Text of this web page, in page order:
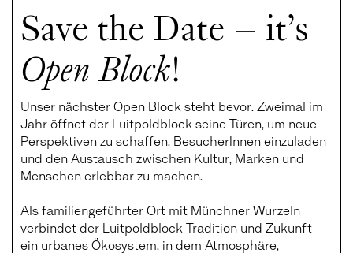
Save the Date – it’s
Open Block!
Unser nächster Open Block steht bevor. Zweimal im
Jahr öffnet der Luitpoldblock seine Türen, um neue
Perspektiven zu schaffen, BesucherInnen einzuladen
und den Austausch zwischen Kultur, Marken und
Menschen erlebbar zu machen.
Als familiengeführter Ort mit Münchner Wurzeln
verbindet der Luitpoldblock Tradition und Zukunft –
ein urbanes Ökosystem, in dem Atmosphäre,